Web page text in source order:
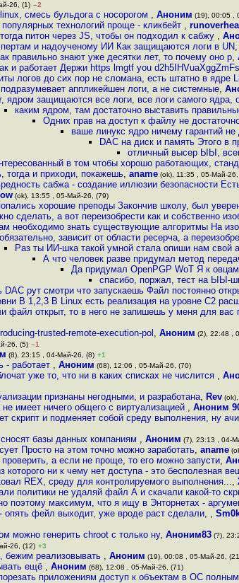
26, (1) –2
смесь бульдога с носорогом , Аноним (19), 00:05 ,
технологий проще - кликбейт ,
питон через JS, чтобы он подходил к сабжу ,
и надоученому ИИ Как защищаются логи в UN,
правильно знают уже десятки лет, то почему оно р,
и работает Держи https lmgtf you
логов до сих пор не сломана, есть штатно в ядре
аппликейшен логи, а не системные,
ядром защищаются все логи, все логи самого ядра,
каким ядром, там достаточно выставить
Одних прав на доступ к файлу не
ваше линукс ядро ничему гарантий
DAC на диск и память Этого в
отличный высер ЫЫ,
в том чтобы хорошо работающих,
тогда и приходи, покажешь, aname (ok), 11:35 , 05-Май-
сабжа - создание иллюзии безопасности
(ok), 13:55 , 05-Май-26, (79)
хорошие преподы Закончив школу, был
сделать, а вот переизобрести как и собственно
необходимо знать существующие алгоритмы На
зависит от области ресерча, а
Раз ты ИИ-шка такой умной стала опиши нам свой
А что человек разве придумал метод
Да придумал OpenPGP WoT Я к
спасибо, поржал, тест на ЫЫ-
рут смотри что запускаешь Файл постоянно
B 1,2,3 В Linux есть реализация на уровне C2
файл открыт, то в него не запишешь у меня для вас
trusted-remote-execution-pol , Аноним (2), 22:48 ,
26, (5) –1
(8), 23:15 , 04-Май-26, (8) +1
- работает , Аноним (68), 12:06 , 05-Май-26, (70)
уже то, что ни в каких списках не числится ,
признаны негодными, и разработана, Rev
имеет ничего общего с виртуализацией , Аноним
скрипт и подменяет собой среду выполнения, ну ачи
базы данных компаниям , Аноним (7), 23:13 , 04-
Просто на этом точно можно заработать, aname
а если не проще, то его можно запусти,
которого ни к чему нет доступа - это бесполезная
REX, среду для контролируемого выполнения...,
политики не удаляй файл А и скачали какой-то
поэтому максимум, что я ищу в Энторнетах -
опять фейл выходит, уже вроде раст сделали, ,
можно генерить chroot с только ну, Аноним83 (?),
26, (12) +3
бежим реализовывать , Аноним (19), 00:08 , 05-Май-26,
ещё , Аноним (68), 12:08 , 05-Май-26, (71)
приложениям доступ к объектам в ОС